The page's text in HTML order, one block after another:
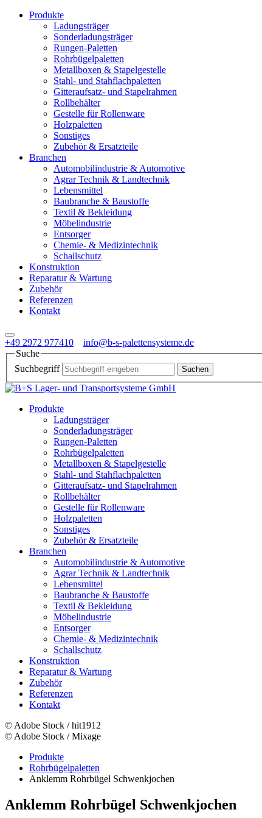
Produkte
Ladungsträger
Sonderladungsträger
Rungen-Paletten
Rohrbügelpaletten
Metallboxen & Stapelgestelle
Stahl- und Stahflachpaletten
Gitteraufsatz- und Stapelrahmen
Rollbehälter
Gestelle für Rollenware
Holzpaletten
Sonstiges
Zubehör & Ersatzteile
Branchen
Automobilindustrie & Automotive
Agrar Technik & Landtechnik
Lebensmittel
Baubranche & Baustoffe
Textil & Bekleidung
Möbelindustrie
Entsorger
Chemie- & Medizintechnik
Schallschutz
Konstruktion
Reparatur & Wartung
Zubehör
Referenzen
Kontakt
+49 2972 977410
info@b-s-palettensysteme.de
Suche
Suchbegriff
Produkte
Ladungsträger
Sonderladungsträger
Rungen-Paletten
Rohrbügelpaletten
Metallboxen & Stapelgestelle
Stahl- und Stahflachpaletten
Gitteraufsatz- und Stapelrahmen
Rollbehälter
Gestelle für Rollenware
Holzpaletten
Sonstiges
Zubehör & Ersatzteile
Branchen
Automobilindustrie & Automotive
Agrar Technik & Landtechnik
Lebensmittel
Baubranche & Baustoffe
Textil & Bekleidung
Möbelindustrie
Entsorger
Chemie- & Medizintechnik
Schallschutz
Konstruktion
Reparatur & Wartung
Zubehör
Referenzen
Kontakt
© Adobe Stock / hit1912
© Adobe Stock / Mixage
Produkte
Rohrbügelpaletten
Anklemm Rohrbügel Schwenkjochen
Anklemm Rohrbügel Schwenkjochen